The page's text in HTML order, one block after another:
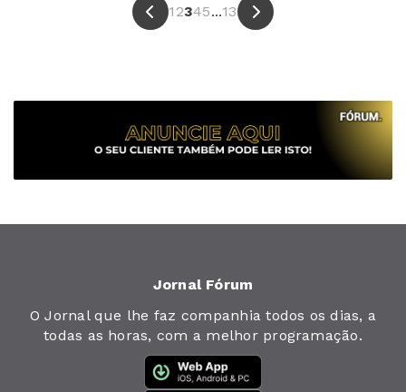
1 2345...13
Jornal Fórum
O Jornal que lhe faz companhia todos os dias, a
todas as horas, com a melhor programação.